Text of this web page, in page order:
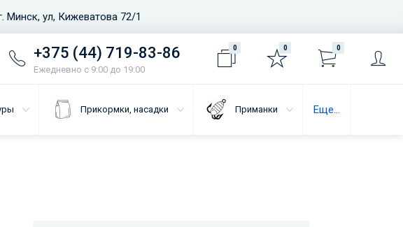
Минск, ул, Кижеватова 72/1
+375 (44) 719-83-86
Ежедневно с 9:00 до 19:00
0 0 0
Прикормки, насадки Приманки Еще...